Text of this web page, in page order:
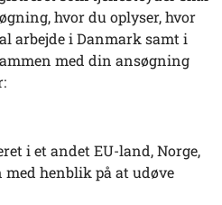
hvor du oplyser, hvor
arbejde i Danmark samt i
med din ansøgning
i et andet EU-land, Norge,
henblik på at udøve